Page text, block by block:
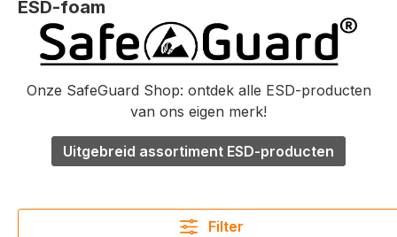
ESD-foam
Onze SafeGuard Shop: ontdek alle ESD-producten
van ons eigen merk!
Uitgebreid assortiment ESD-producten
Filter